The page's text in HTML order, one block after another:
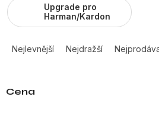
Upgrade pro
Harman/Kardon
a
n
í
Nejlevnější Nejdražší
Cena